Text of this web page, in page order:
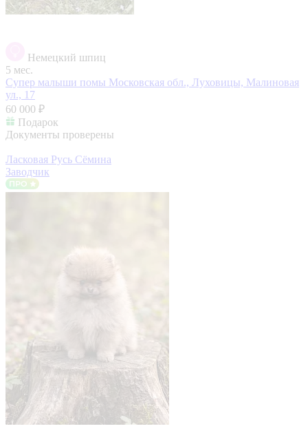
Немецкий шпиц
5 мес.
Супер малыши помы Московская обл., Луховицы, Малиновая
ул., 17
60 000 ₽
Подарок
Документы проверены
Ласковая Русь Сёмина
Заводчик